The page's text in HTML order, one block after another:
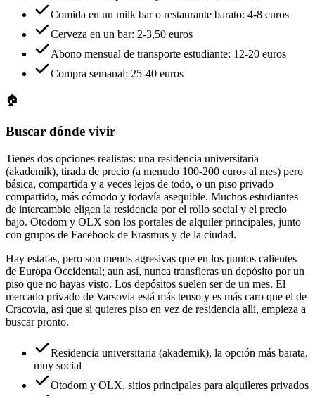
Comida en un milk bar o restaurante barato: 4-8 euros
Cerveza en un bar: 2-3,50 euros
Abono mensual de transporte estudiante: 12-20 euros
Compra semanal: 25-40 euros
🏠
Buscar dónde vivir
Tienes dos opciones realistas: una residencia universitaria
(akademik), tirada de precio (a menudo 100-200 euros al mes) pero
básica, compartida y a veces lejos de todo, o un piso privado
compartido, más cómodo y todavía asequible. Muchos estudiantes
de intercambio eligen la residencia por el rollo social y el precio
bajo. Otodom y OLX son los portales de alquiler principales, junto
con grupos de Facebook de Erasmus y de la ciudad.
Hay estafas, pero son menos agresivas que en los puntos calientes
de Europa Occidental; aun así, nunca transfieras un depósito por un
piso que no hayas visto. Los depósitos suelen ser de un mes. El
mercado privado de Varsovia está más tenso y es más caro que el de
Cracovia, así que si quieres piso en vez de residencia allí, empieza a
buscar pronto.
Residencia universitaria (akademik), la opción más barata,
muy social
Otodom y OLX, sitios principales para alquileres privados